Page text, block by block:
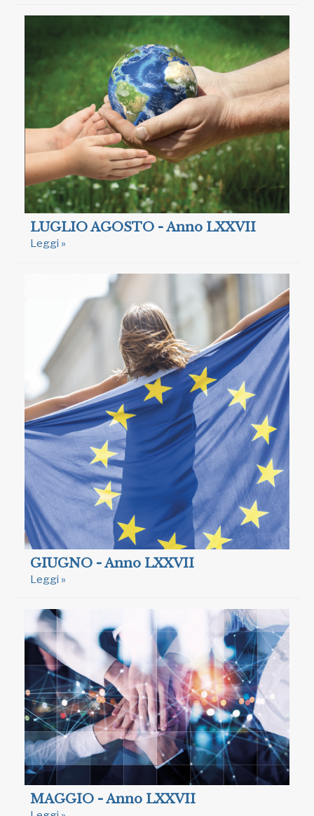
LUGLIO AGOSTO - Anno LXXVII
Leggi »
GIUGNO - Anno LXXVII
Leggi »
MAGGIO - Anno LXXVII